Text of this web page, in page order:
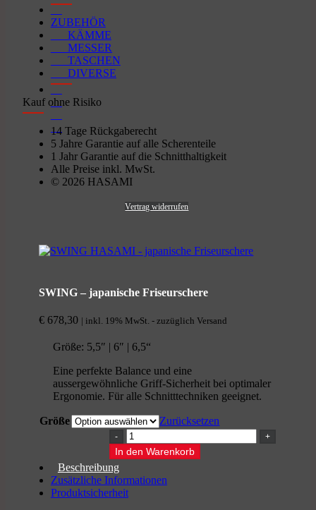
ZUBEHÖR
KÄMME
MESSER
TASCHEN
DIVERSE
Kauf ohne Risiko
14 Tage Rückgaberecht
5 Jahre Garantie auf alle Scherenteile
1 Jahr Garantie auf die Schnitthaltigkeit
Alle Preise inkl. MwSt.
© 2026 HASAMI
Vertrag widerrufen
SWING – japanische Friseurschere
€ 678,30 | inkl. 19% MwSt. - zuzüglich Versand
Größe: 5,5″ | 6″ | 6,5“
Eine perfekte Balance und eine
aussergewöhnliche Griff-Sicherheit bei optimaler
Ergonomie. Für alle Schnitttechniken geeignet.
Größe Zurücksetzen
SWING
-
japanische
Menge
In den Warenkorb
Beschreibung
Zusätzliche Informationen
Produktsicherheit